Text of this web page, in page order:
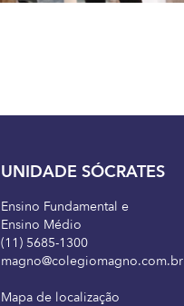
UNIDADE SÓCRATES
Ensino Fundamental e
Ensino Médio
(11) 5685-1300
magno@colegiomagno.com.br
Mapa de localização